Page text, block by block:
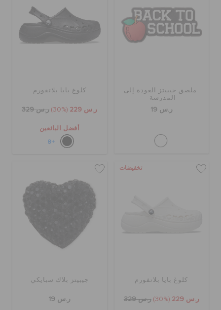
ملصق جيبيتز العودة إلى
المدرسة
ر.س 19
كلوغ بايا بلاتفورم
ر.س 229 (30%) ر.س 329
أفضل البائعين
+8
تخفيضات
كلوغ بايا بلاتفورم
ر.س 229 (30%) ر.س 329
جيبيتز بلاك سبايكي
ر.س 19